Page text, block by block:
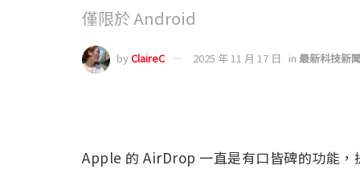
僅限於 Android
byClaireC 2025 年 11 月 17 日 in 最新科技新
Apple 的 AirDrop 一直是有口皆碑的功能